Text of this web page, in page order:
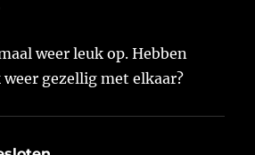
weer leuk op. Hebben
gezellig met elkaar?